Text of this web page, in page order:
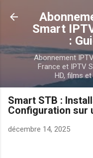
Smart
:
Abonnement
France et IPTV
HD, films
Smart STB :
Configuration sur
décembre 14, 2025